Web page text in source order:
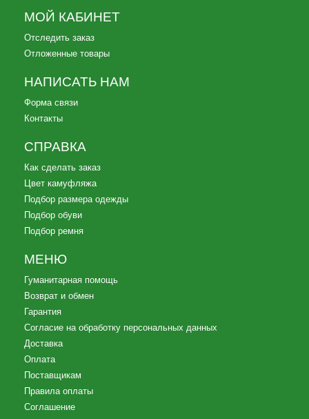
МОЙ КАБИНЕТ
Отследить заказ
Отложенные товары
НАПИСАТЬ НАМ
Форма связи
Контакты
СПРАВКА
Как сделать заказ
Цвет камуфляжа
Подбор размера одежды
Подбор обуви
Подбор ремня
МЕНЮ
Гуманитарная помощь
Возврат и обмен
Гарантия
Согласие на обработку персональных данных
Доставка
Оплата
Поставщикам
Правила оплаты
Соглашение